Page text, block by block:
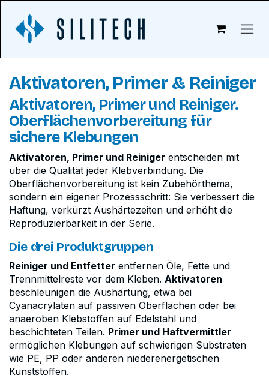
Aktivatoren, Primer & Reiniger
Aktivatoren, Primer und Reiniger.
Oberflächenvorbereitung für
sichere Klebungen
Aktivatoren, Primer und Reiniger entscheiden mit
über die Qualität jeder Klebverbindung. Die
Oberflächenvorbereitung ist kein Zubehörthema,
sondern ein eigener Prozessschritt: Sie verbessert die
Haftung, verkürzt Aushärtezeiten und erhöht die
Reproduzierbarkeit in der Serie.
Die drei Produktgruppen
Reiniger und Entfetter entfernen Öle, Fette und
Trennmittelreste vor dem Kleben. Aktivatoren
beschleunigen die Aushärtung, etwa bei
Cyanacrylaten auf passiven Oberflächen oder bei
anaeroben Klebstoffen auf Edelstahl und
beschichteten Teilen. Primer und Haftvermittler
ermöglichen Klebungen auf schwierigen Substraten
wie PE, PP oder anderen niederenergetischen
Kunststoffen.